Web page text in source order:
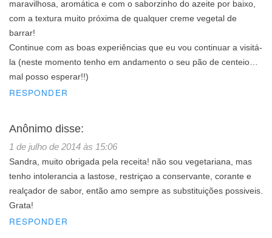
maravilhosa, aromática e com o saborzinho do azeite por baixo,
com a textura muito próxima de qualquer creme vegetal de
barrar!
Continue com as boas experiências que eu vou continuar a visitá-
la (neste momento tenho em andamento o seu pão de centeio…
mal posso esperar!!)
RESPONDER
Anônimo disse:
1 de julho de 2014 às 15:06
Sandra, muito obrigada pela receita! não sou vegetariana, mas
tenho intolerancia a lastose, restriçao a conservante, corante e
realçador de sabor, então amo sempre as substituições possiveis.
Grata!
RESPONDER